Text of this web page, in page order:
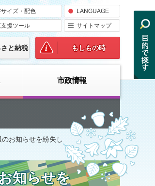
イズ・配色 LANGUAGE
支援ツール サイトマップ
と納税 もしもの時
市政情報
お知らせを紛失し
知らせを